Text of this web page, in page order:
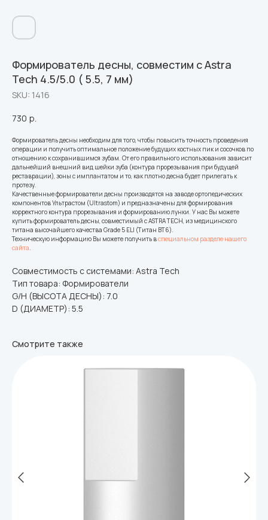
Формирователь десны, совместим с Astra
Tech 4.5/5.0 ( 5.5, 7 мм)
SKU: 1416
730 р.
Формирователь десны необходим для того, чтобы повысить точность проведения
операции и получить оптимальное положение будущих костных пик и сосочков по
отношению к сохранившимся зубам. От его правильного использования зависит
дальнейший внешний вид шейки зуба (контура прорезывания при будущей
реставрации), зоны с имплантатом и то, как плотно десна будет прилегать к
протезу.
Качественные формирователи десны производятся на заводе ортопедических
компонентов Ультрастом (Ultrastom) и предназначены для формирования
корректного контура прорезывания и формированию лунки. У нас Вы можете
купить формирователь десны, совместимый с ASTRA TECH, из медицинского
титана высочайшего качества Grade 5 ELI (Титан ВТ6).
Техническую информацию Вы можете получить вспециальном разделе нашего
сайта.
Совместимость с системами: Astra Tech
Тип товара: Формирователи
G/H (ВЫСОТА ДЕСНЫ): 7.0
D (ДИАМЕТР): 5.5
Смотрите также